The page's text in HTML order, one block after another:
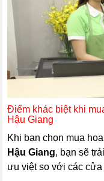
Điểm khác biệt khi
Hậu Giang
Khi bạn chọn mua
Hậu Giang, bạn sẽ
ưu việt so với các cửa